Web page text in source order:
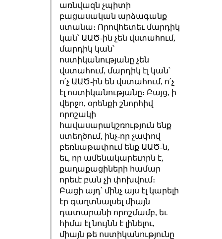
առնվազն չպիտի
բացասական արձագանք
ստանա։ Որովհետեւ մարդիկ
կան՝ ԱԱԾ-ին չեն վստահում,
մարդիկ կան՝
ոստիկանությանը չեն
վստահում, մարդիկ էլ կան՝
ո՛չ ԱԱԾ-ին են վստահում, ո՛չ
էլ ոստիկանությանը։ Բայց, ի
վերջո, օրենքի շնորհիվ
որոշակի
հավասարակշռություն ենք
ստեղծում, ինչ-որ չափով
բեռնաթափում ենք ԱԱԾ-ն,
եւ, որ ամենակարեւորն է,
քաղաքացիների համար
որեւէ բան չի փոխվում։
Բացի այդ՝ մինչ այս էլ կարելի
էր գաղտնալսել միայն
դատարանի որոշմամբ, եւ
հիմա էլ նույնն է լինելու,
միայն թե ոստիկանությունը